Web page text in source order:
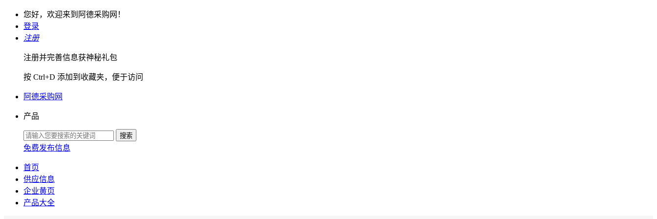
您好，欢迎来到阿德采购网！
登录
注册
注册并完善信息获神秘礼包
按 Ctrl+D 添加到收藏夹，便于访问
阿德采购网
产品
免费发布信息
首页
供应信息
企业黄页
产品大全